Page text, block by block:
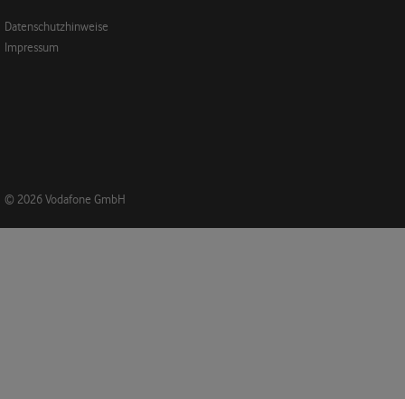
Datenschutzhinweise
Impressum
© 2026 Vodafone GmbH